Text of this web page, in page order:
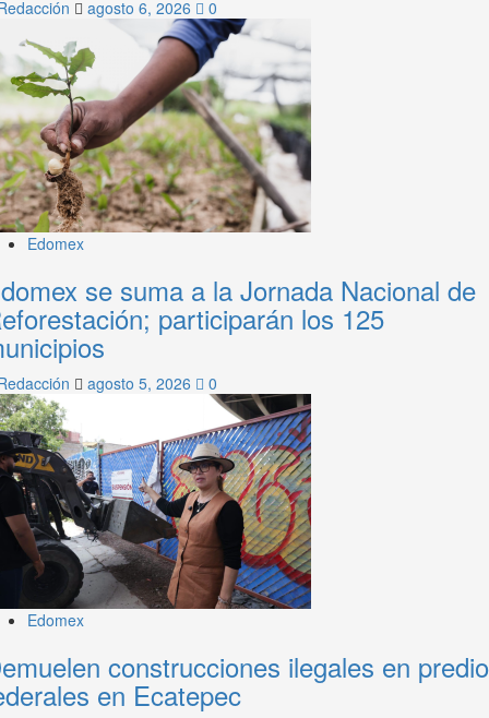
agosto 6, 2026 0
Edomex
se suma a la Jornada Nacional de
participarán los 125
agosto 5, 2026 0
Edomex
construcciones ilegales en
en Ecatepec